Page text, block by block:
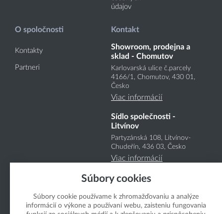
údajov
O spoločnosti
Kontakty
Partneri
Kontakt
Showroom, prodejna a
sklad - Chomutov
Karlovarská ulice č.parcely
4166/1, Chomutov, 430 01,
Česko
Viac informácií
Sídlo společnosti -
Litvínov
Partyzánská 108, Litvínov-
Chudeřín, 436 03, Česko
Viac informácií
Súbory cookies
Súbory cookie používame k zhromažďovaniu a analýze
informácií o výkone a používaní webu, zaisteniu fungovania